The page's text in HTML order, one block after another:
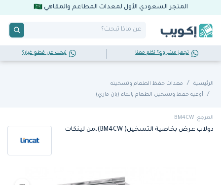
المتجر السعودي الأول لمعدات المطاعم والمقاهي
تجهز مشروع؟ تكلم معنا تبحث عن قطع غيار؟
الرئيسية
معدات حفظ الطعام وتسخينه
أوعية حفظ وتسخين الطعام بالماء (بان ماري)
المرجع: BM4CW
دولاب عرض بخاصية التسخين( BM4CW)،من لينكات